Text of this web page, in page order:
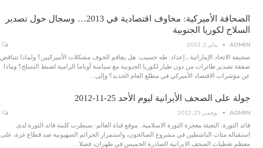
الصحافة الأميركية: مخاوف اقتصادية في 2013… وسجال حول تصدير
السلاح لكوريا الجنوبية
ADMIN يناير 2, 2013
صحيفة الاتحاد الإماراتية ـ إعداد: طه حسيب: هل يفاقم الخوف مشكلات الأميركيين؟ ولماذا تتناقض
صفقة تصدير طائرات من دون طيار لكوريا الجنوبية مع سياسة أوباما الرامية لضبط التسلح؟ وماذا
عن مؤشرات الاقتصاد الأميركي في مطلع العام الجديد؟ وإلى…
جولة على الصحف الأيرانية ليوم الأحد 25-11-2012
ADMIN نوفمبر 25, 2012
قائد الثورة: التعبئة معجزة الثورة الاسلامية.. موقع قناة العالم: سيطرت كلمة قائد الثورة لدى
استقباله مئات الناشطين في مشروع الصالحون، واستمرار الجرائم الصهيونية ضد قطاع غزة، على
معظم تغطيات الصحف الايرانية الصادرة الخميس في طهران، فضلا…